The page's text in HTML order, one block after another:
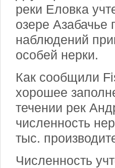
реки Еловка
озере Азабачье
наблюдений
особей нерки.
Как сообщили
хорошее
течении рек
численность
тыс.
Численность